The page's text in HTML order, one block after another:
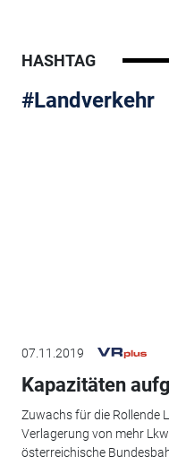
HASHTAG
#Landverkehr
07.11.2019
Kapazitäten
Zuwachs für die Rollende
Verlagerung von mehr
österreichische